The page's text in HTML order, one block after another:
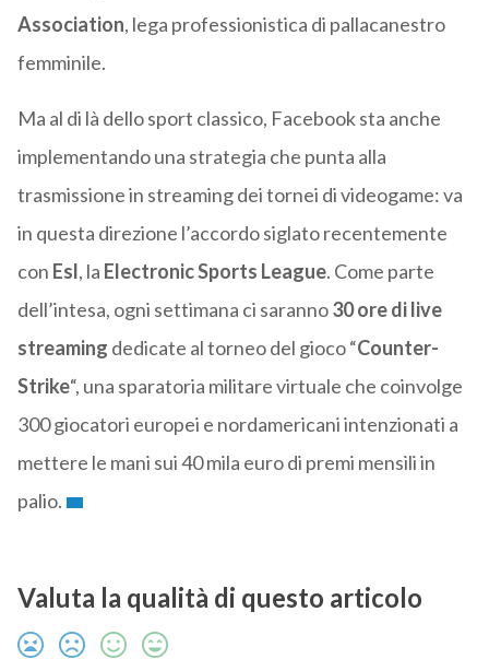
Association, lega professionistica di pallacanestro
femminile.
Ma al di là dello sport classico, Facebook sta anche
implementando una strategia che punta alla
trasmissione in streaming dei tornei di videogame: va
in questa direzione l’accordo siglato recentemente
con Esl, la Electronic Sports League. Come parte
dell’intesa, ogni settimana ci saranno30 ore di live
streaming dedicate al torneo del gioco “Counter-
Strike“, una sparatoria militare virtuale che coinvolge
300 giocatori europei e nordamericani intenzionati a
mettere le mani sui 40 mila euro di premi mensili in
palio.
Valuta la qualità di questo articolo